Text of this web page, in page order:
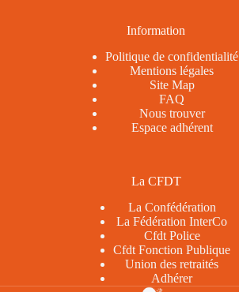
Information
Politique de confidentialité
Mentions légales
Site Map
FAQ
Nous trouver
Espace adhérent
La CFDT
La Confédération
La Fédération InterCo
Cfdt Police
Cfdt Fonction Publique
Union des retraités
Adhérer